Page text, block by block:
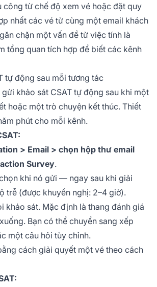
công từ chế độ xem vé hoặc đặt quy
nhất các vé từ cùng một email khách
chặn một vấn đề từ việc tính là
tổng quan tích hợp để biết các kênh
tự động sau mỗi tương tác
khảo sát CSAT tự động sau khi một
hoặc một trò chuyện kết thúc. Thiết
phút cho mỗi kênh.
> Email > chọn hộp thư email
Survey.
khi nó gửi — ngay sau khi giải
trễ (được khuyến nghị: 2–4 giờ).
khảo sát. Mặc định là thang đánh giá
Bạn có thể chuyển sang xếp
một câu hỏi tùy chỉnh.
cách giải quyết một vé theo cách